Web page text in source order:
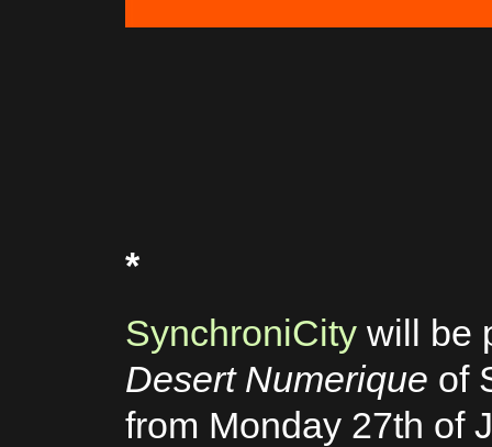
*
SynchroniCity will be
Desert Numerique of
from Monday 27th of